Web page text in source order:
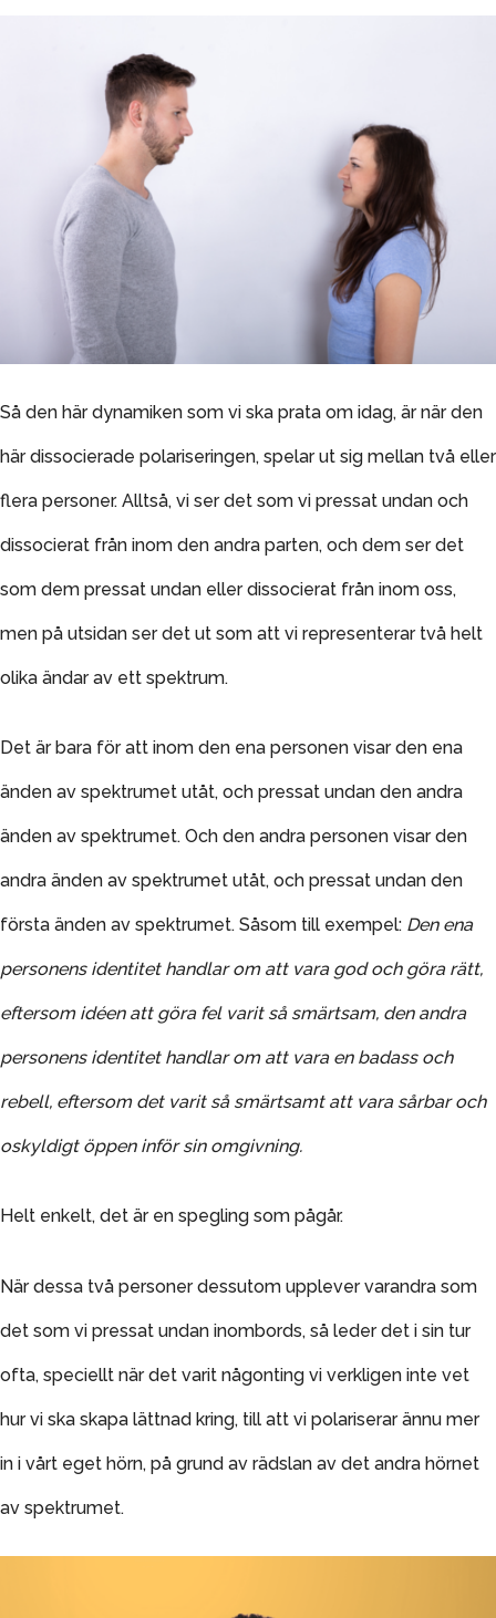
Så den här dynamiken som vi ska prata om idag, är när den
här dissocierade polariseringen, spelar ut sig mellan två eller
flera personer. Alltså, vi ser det som vi pressat undan och
dissocierat från inom den andra parten, och dem ser det
som dem pressat undan eller dissocierat från inom oss,
men på utsidan ser det ut som att vi representerar två helt
olika ändar av ett spektrum.
Det är bara för att inom den ena personen visar den ena
änden av spektrumet utåt, och pressat undan den andra
änden av spektrumet. Och den andra personen visar den
andra änden av spektrumet utåt, och pressat undan den
första änden av spektrumet. Såsom till exempel: Den ena
personens identitet handlar om att vara god och göra rätt,
eftersom idéen att göra fel varit så smärtsam, den andra
personens identitet handlar om att vara en badass och
rebell, eftersom det varit så smärtsamt att vara sårbar och
oskyldigt öppen inför sin omgivning.
Helt enkelt, det är en spegling som pågår.
När dessa två personer dessutom upplever varandra som
det som vi pressat undan inombords, så leder det i sin tur
ofta, speciellt när det varit någonting vi verkligen inte vet
hur vi ska skapa lättnad kring, till att vi polariserar ännu mer
in i vårt eget hörn, på grund av rädslan av det andra hörnet
av spektrumet.